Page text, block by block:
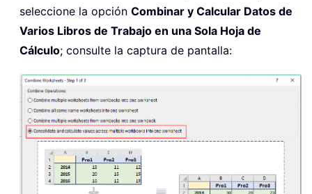
seleccione la opción Combinar y Calcular Datos de
Varios Libros de Trabajo en una Sola Hoja de
Cálculo; consulte la captura de pantalla: